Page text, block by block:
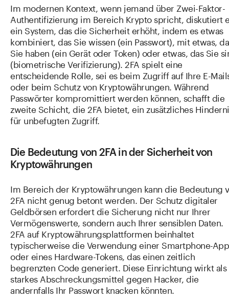
Im modernen Kontext, wenn jemand über Zwei-Faktor-
Authentifizierung im Bereich Krypto spricht, diskutiert
ein System, das die Sicherheit erhöht, indem es etwas
kombiniert, das Sie wissen (ein Passwort), mit etwas,
Sie haben (ein Gerät oder Token) oder etwas, das Sie
(biometrische Verifizierung). 2FA spielt eine
entscheidende Rolle, sei es beim Zugriff auf Ihre E-
oder beim Schutz von Kryptowährungen. Während
Passwörter kompromittiert werden können, schafft die
zweite Schicht, die 2FA bietet, ein zusätzliches
für unbefugten Zugriff.
Die Bedeutung von 2FA in der Sicherheit von
Kryptowährungen
Im Bereich der Kryptowährungen kann die Bedeutung
2FA nicht genug betont werden. Der Schutz digitaler
Geldbörsen erfordert die Sicherung nicht nur Ihrer
Vermögenswerte, sondern auch Ihrer sensiblen Daten.
2FA auf Kryptowährungsplattformen beinhaltet
typischerweise die Verwendung einer Smartphone-App
oder eines Hardware-Tokens, das einen zeitlich
begrenzten Code generiert. Diese Einrichtung wirkt als
starkes Abschreckungsmittel gegen Hacker, die
andernfalls Ihr Passwort knacken könnten.